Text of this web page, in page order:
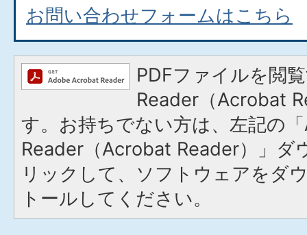
お問い合わせフォームはこちら
PDFファイルを閲
Reader（Acrobat
す。お持ちでない方は、左記の
Reader（Acrobat Reader）」ダ
リックして、ソフトウェアをダ
トールしてください。